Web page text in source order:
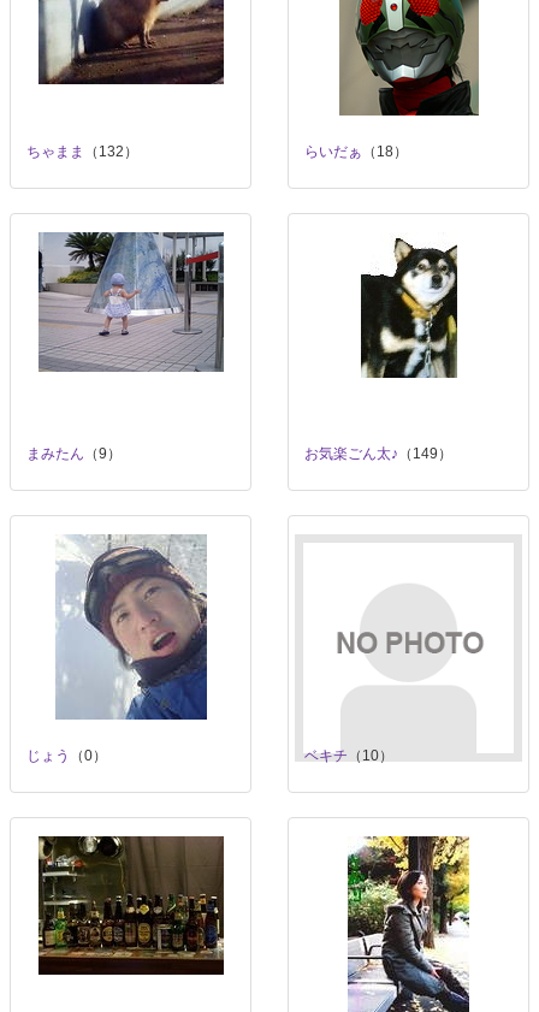
ちゃまま （132） らいだぁ （18）
まみたん （9） お気楽ごん太♪ （149）
じょう （0） ベキチ （10）